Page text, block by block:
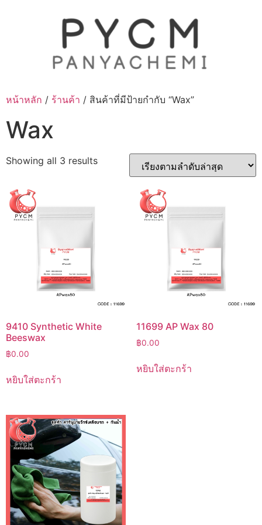
หน้าหลัก / ร้านค้า / สินค้าที่มีป้ายกำกับ “Wax”
Wax
Showing all 3 resultsSorted
9410 Synthetic White
Beeswax
฿0.00
หยิบใส่ตะกร้า
11699 AP Wax 80
฿0.00
หยิบใส่ตะกร้า